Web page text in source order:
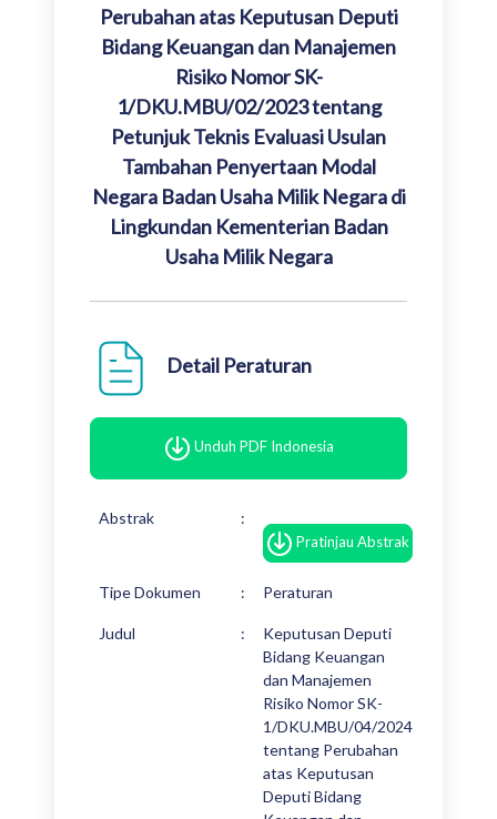
Perubahan atas Keputusan Deputi
Bidang Keuangan dan Manajemen
Risiko Nomor SK-
1/DKU.MBU/02/2023 tentang
Petunjuk Teknis Evaluasi Usulan
Tambahan Penyertaan Modal
Negara Badan Usaha Milik Negara di
Lingkundan Kementerian Badan
Usaha Milik Negara
Detail Peraturan
Unduh PDF Indonesia
Abstrak :
Pratinjau Abstrak
Tipe Dokumen : Peraturan
Judul :
Keputusan Deputi
Bidang Keuangan
dan Manajemen
Risiko Nomor SK-
1/DKU.MBU/04/2024
tentang Perubahan
atas Keputusan
Deputi Bidang